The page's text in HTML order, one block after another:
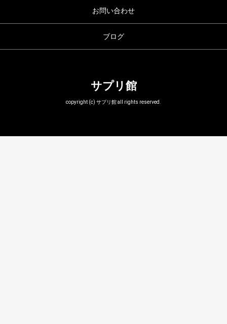
お問い合わせ
ブログ
サプリ館
copyright (c) サプリ館 all rights reserved.